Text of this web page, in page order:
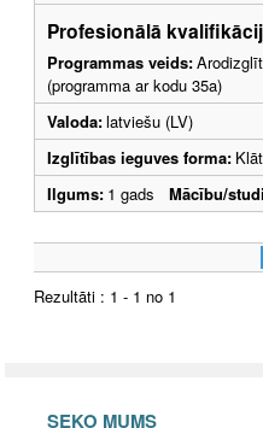
Profesionālā
Programmas veids:
(programma ar kodu 35a)
Valoda:latviešu (LV)
Izglītības ieguves forma:
Ilgums: 1 gads Mācību/
Rezultāti : 1 - 1 no 1
SEKO MUMS